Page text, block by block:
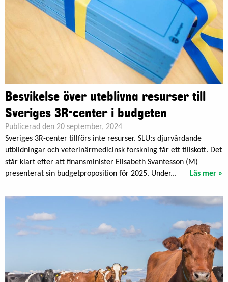
Besvikelse över uteblivna resurser till
Sveriges 3R-center i budgeten
Publicerad den 20 september, 2024
Sveriges 3R-center tillförs inte resurser. SLU:s djurvårdande
utbildningar och veterinärmedicinsk forskning får ett tillskott. Det
står klart efter att finansminister Elisabeth Svantesson (M)
presenterat sin budgetproposition för 2025. Under...
Läs mer »